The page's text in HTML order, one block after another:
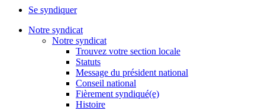
Se syndiquer
Notre syndicat
Notre syndicat
Trouvez votre section locale
Statuts
Message du président national
Conseil national
Fièrement syndiqué(e)
Histoire